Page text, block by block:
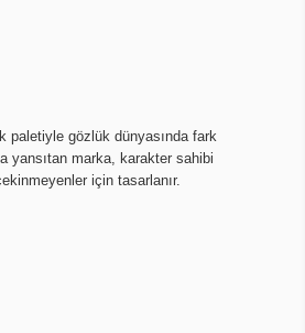
paletiyle gözlük dünyasında fark
yansıtan marka, karakter sahibi
için tasarlanır.